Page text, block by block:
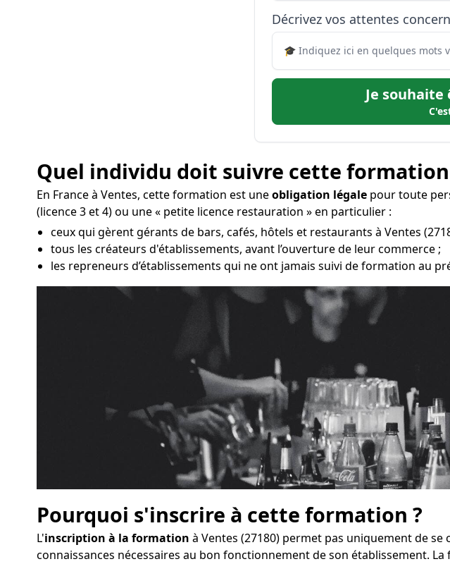
Décrivez vos attentes
Je
Quel individu doit suivre cette formation
En France à Ventes, cette formation est uneobligation légale pour toute
(licence 3 et 4) ou une « petite licence restauration » en particulier :
ceux qui gèrent gérants de bars, cafés, hôtels et restaurants à Ventes
tous les créateurs d'établissements, avant l’ouverture de leur commerce ;
les repreneurs d’établissements qui ne ont jamais suivi de formation au
Pourquoi s'inscrire à cette formation ?
L'inscription à la formation à Ventes (27180) permet pas uniquement de
connaissances nécessaires au bon fonctionnement de son établissement.